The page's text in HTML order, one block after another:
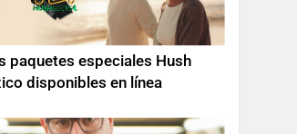
paquetes especiales Hush
disponibles en línea